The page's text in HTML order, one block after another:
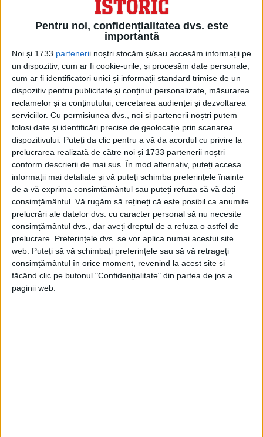
Pentru noi, confidențialitatea dvs. este
importantă
Noi și 1733 partenerii noștri stocăm și/sau accesăm informații pe
un dispozitiv, cum ar fi cookie-urile, și procesăm date personale,
cum ar fi identificatori unici și informații standard trimise de un
dispozitiv pentru publicitate și conținut personalizate, măsurarea
reclamelor și a conținutului, cercetarea audienței și dezvoltarea
serviciilor. Cu permisiunea dvs., noi și partenerii noștri putem
folosi date și identificări precise de geolocație prin scanarea
dispozitivului. Puteți da clic pentru a vă da acordul cu privire la
prelucrarea realizată de către noi și 1733 partenerii noștri
conform descrierii de mai sus. În mod alternativ, puteți accesa
informații mai detaliate și vă puteți schimba preferințele înainte
de a vă exprima consimțământul sau puteți refuza să vă dați
consimțământul. Vă rugăm să rețineți că este posibil ca anumite
prelucrări ale datelor dvs. cu caracter personal să nu necesite
consimțământul dvs., dar aveți dreptul de a refuza o astfel de
prelucrare. Preferințele dvs. se vor aplica numai acestui site
web. Puteți să vă schimbați preferințele sau să vă retrageți
consimțământul în orice moment, revenind la acest site și
făcând clic pe butonul "Confidențialitate" din partea de jos a
paginii web.
Apariția dronelor în cadrul Proiectului Option.
Experimentul eșuat al Marinei americane în timpul celui
de-al Doilea Război Mondial
Una dintre cele mai notabile trăsături ale războiului din
Ucraina a fost utilizarea pe scară largă...
ARTICOLE ONLINE
Un distrugător al Marinei scufundat de 2 atacuri kamikaze
japoneze în cel de-al Doilea Război Mondial a fost
descoperit în adâncurile Pacificului
Un grup de exploratori subacvatici civili a descoperit
rămășițele unei nave de război din perioada celui...